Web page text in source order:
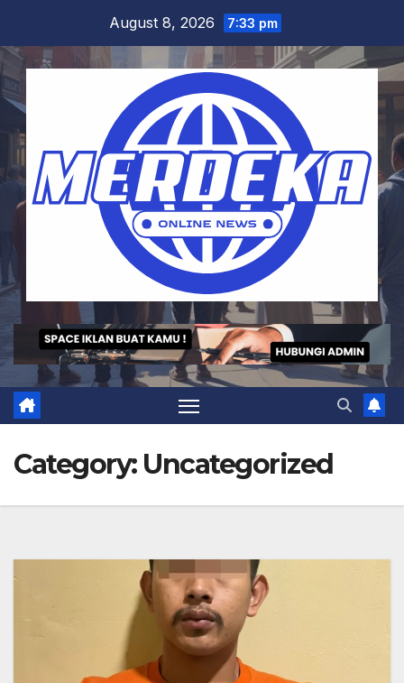
content
August 8, 2026 7:33 pm
Category: Uncategorized